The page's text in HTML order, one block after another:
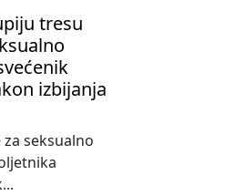
tresu
izbijanja
seksualno